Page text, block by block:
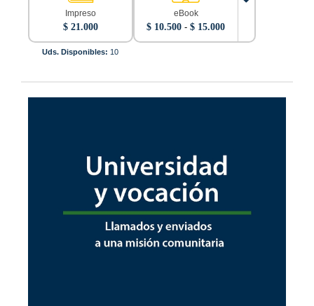
Impreso
$21.000
Uds. Disponibles: 10
eBook
$ 10.500 - $ 15.000Rango